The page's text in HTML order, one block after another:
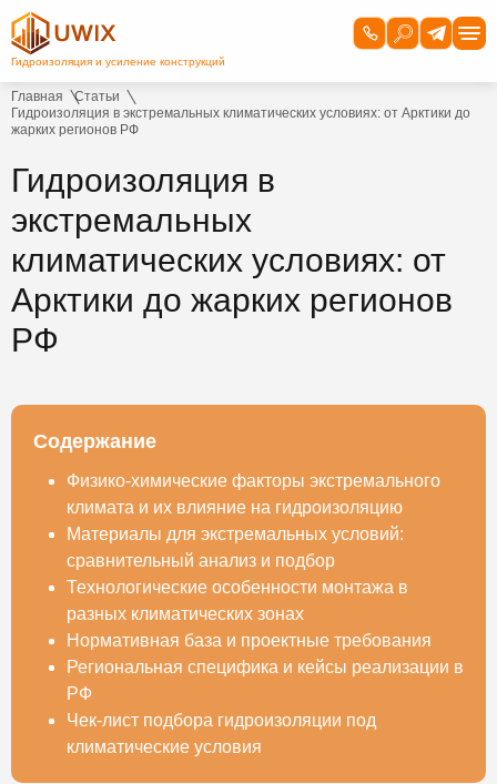
Главная
Статьи
Гидроизоляция в экстремальных климатических условиях: от Арктики до
жарких регионов РФ
Гидроизоляция в
экстремальных
климатических условиях: от
Арктики до жарких регионов
РФ
Содержание
Физико-химические факторы экстремального
климата и их влияние на гидроизоляцию
Материалы для экстремальных условий:
сравнительный анализ и подбор
Технологические особенности монтажа в
разных климатических зонах
Нормативная база и проектные требования
Региональная специфика и кейсы реализации в
РФ
Чек-лист подбора гидроизоляции под
климатические условия